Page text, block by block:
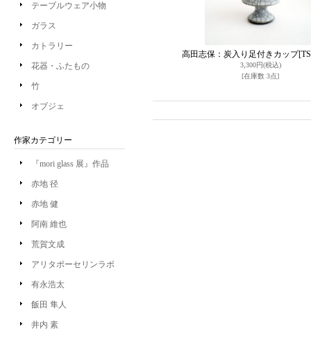
テーブルウェア小物
ガラス
カトラリー
花器・ふたもの
竹
オブジェ
作家カテゴリー
『mori glass 展』作品
赤地 径
赤地 健
阿南 維也
荒賀文成
アリタポーセリンラボ
有永浩太
飯田 隼人
井内 素
高田志保：炭入り足付きカップ
3,300円(税込)
[在庫数 3点]